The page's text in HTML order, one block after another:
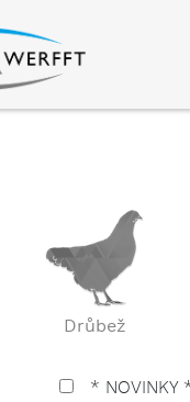
Drůbež
* NOVINKY